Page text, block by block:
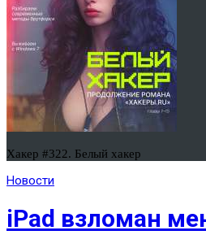
Хакер #322. Белый хакер
Новости
iPad взломан